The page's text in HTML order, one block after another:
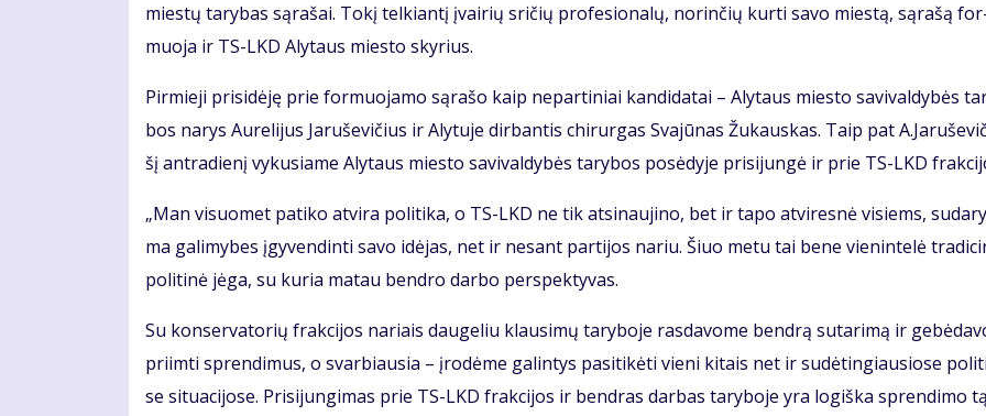
mies­tų ta­ry­bas są­ra­šai. To­kį tel­kian­tį įvai­rių sri­čių pro­fe­sio­na­lų, no­rin­čių kur­ti sa­vo mies­tą, są­ra­šą
muo­ja ir TS-LKD Aly­taus mies­to sky­rius.
Pir­mie­ji pri­si­dė­ję prie for­muo­ja­mo są­ra­šo kaip ne­par­ti­niai kan­di­da­tai – Aly­taus mies­to sa­vi­val­dy­bės
bos na­rys Au­re­li­jus Ja­ru­še­vi­čius ir Aly­tu­je dir­ban­tis chi­rur­gas Sva­jū­nas Žu­kaus­kas. Taip pat
šį antra­dienį vy­ku­sia­me Aly­taus mies­to sa­vi­val­dy­bės ta­ry­bos po­sė­dy­je pri­si­jun­gė ir prie TS-LKD
„Man vi­suo­met pa­ti­ko at­vi­ra po­li­ti­ka, o TS-LKD ne tik at­si­nau­ji­no, bet ir ta­po at­vi­res­nė vi­siems,
ma ga­li­my­bes įgy­ven­din­ti sa­vo idė­jas, net ir ne­sant par­ti­jos na­riu. Šiuo me­tu tai be­ne vie­nin­te­lė
po­li­ti­nė jė­ga, su ku­ria ma­tau ben­dro dar­bo per­spek­ty­vas.
Su kon­ser­va­to­rių frak­ci­jos na­riais dau­ge­liu klau­si­mų ta­ry­bo­je ras­da­vo­me ben­drą su­ta­ri­mą ir
pri­im­ti spren­di­mus, o svar­biau­sia – įro­dė­me ga­lin­tys pa­si­ti­kė­ti vie­ni ki­tais net ir su­dė­tin­giau­sio­se
se si­tu­a­ci­jo­se. Pri­si­jun­gi­mas prie TS-LKD frak­ci­jos ir ben­dras dar­bas ta­ry­bo­je yra lo­giš­ka spren­di­mo